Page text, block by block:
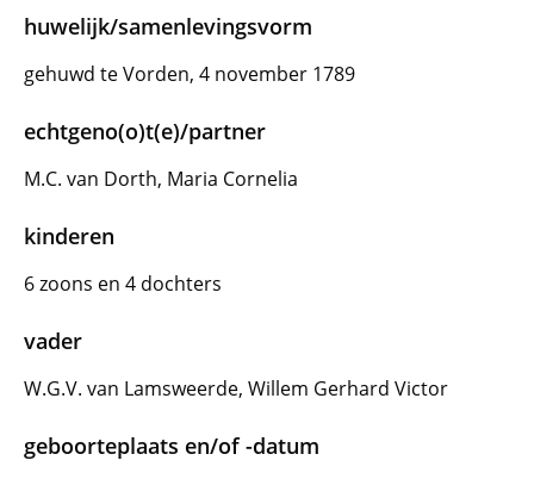
huwelijk/samenlevingsvorm
gehuwd te Vorden, 4 november 1789
echtgeno(o)t(e)/partner
M.C. van Dorth, Maria Cornelia
kinderen
6 zoons en 4 dochters
vader
W.G.V. van Lamsweerde, Willem Gerhard Victor
geboorteplaats en/of -datum